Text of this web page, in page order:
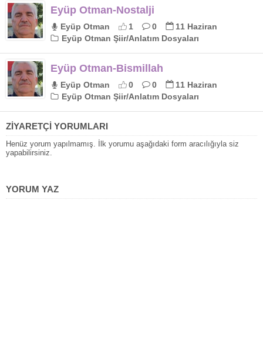
Eyüp Otman-Nostalji
Eyüp Otman 1 0
11 Haziran
Eyüp Otman Şiir/Anlatım Dosyaları
Eyüp Otman-Bismillah
Eyüp Otman 0 0
11 Haziran
Eyüp Otman Şiir/Anlatım Dosyaları
ZİYARETÇİ YORUMLARI
Henüz yorum yapılmamış. İlk yorumu aşağıdaki form aracılığıyla siz
yapabilirsiniz.
YORUM YAZ